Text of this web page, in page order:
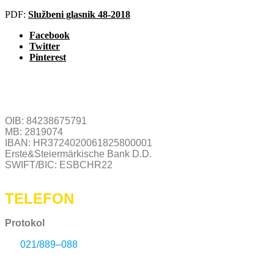
PDF: Službeni glasnik 48-2018
Facebook
Twitter
Pinterest
OIB: 84238675791
MB: 2819074
IBAN: HR3724020061825800001
Erste&Steiermärkische Bank D.D.
SWIFT/BIC: ESBCHR22
TELEFON
Protokol
021/889–088